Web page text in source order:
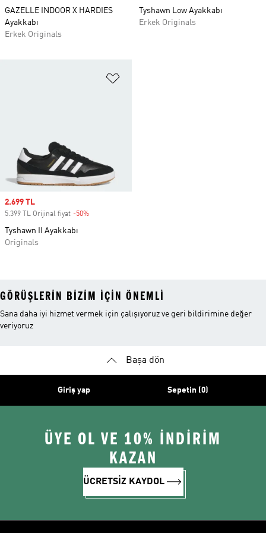
GAZELLE INDOOR X HARDIES
Ayakkabı
Erkek Originals
Tyshawn Low Ayakkabı
Erkek Originals
Sale price
2.699 TL
5.399 TL Orijinal fiyat -50%
Tyshawn II Ayakkabı
Originals
GÖRÜŞLERIN BIZIM IÇIN ÖNEMLI
Sana daha iyi hizmet vermek için çalışıyoruz ve geri bildirimine değer
veriyoruz
Başa dön
Giriş yap Sepetin (0)
ÜYE OL VE 10% İNDİRİM
KAZAN
ÜCRETSİZ KAYDOL